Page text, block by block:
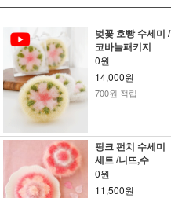
벚꽃 호빵 수세미 /
코바늘패키지
0원
14,000원
700원 적립
핑크 펀치 수세미
세트 /니뜨,수
0원
11,500원